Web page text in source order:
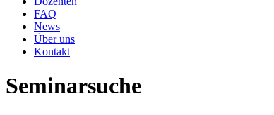
FAQ
News
Über uns
Kontakt
Seminarsuche